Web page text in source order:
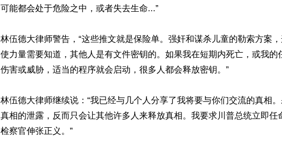
可能都会处于危险之中，或者失去生命...”
林伍德大律师警告，“这些推文就是保险单。强奸和谋杀儿童的勒索方案
使力量需要知道，其他人是有文件密钥的。如果我在短期内死亡，或我的
伤害或威胁，适当的程序就会启动，很多人都会释放密钥。”
林伍德大律师继续说：“我已经与几个人分享了我将要与你们交流的真相
真相的泄露，反而只会让其他许多人来释放真相。我要求川普总统立即任
检察官伸张正义。”